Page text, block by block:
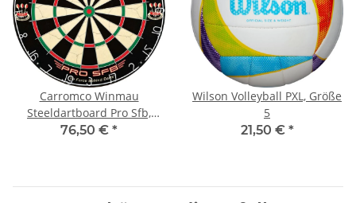
Carromco Winmau
Steeldartboard Pro Sfb,
Bristle
76,50 € *
Wilson Volleyball PXL, Größe
5
21,50 € *